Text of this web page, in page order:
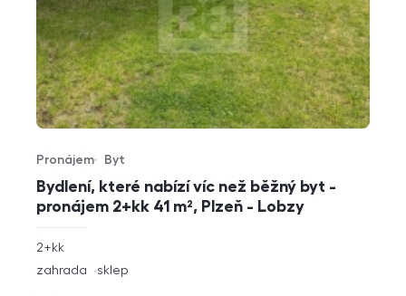
Bydlení, které nabízí víc než běžný byt -
pronájem 2+kk 41 m², Plzeň - Lobzy
Typ nabídky
Pronájem
Typ nemovitosti
Byt
rozměry
2+kk
funkce
zahrada sklep